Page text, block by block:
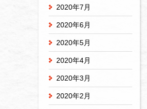
2020年7月
2020年6月
2020年5月
2020年4月
2020年3月
2020年2月